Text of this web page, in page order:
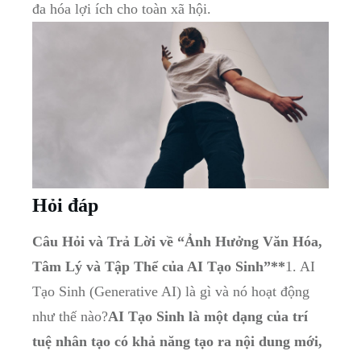
đa hóa lợi ích cho toàn xã hội.
Hỏi đáp
Câu Hỏi và Trả Lời về “Ảnh Hưởng Văn Hóa,
Tâm Lý và Tập Thể của AI Tạo Sinh”**1. AI
Tạo Sinh (Generative AI) là gì và nó hoạt động
như thế nào?AI Tạo Sinh là một dạng của trí
tuệ nhân tạo có khả năng tạo ra nội dung mới,